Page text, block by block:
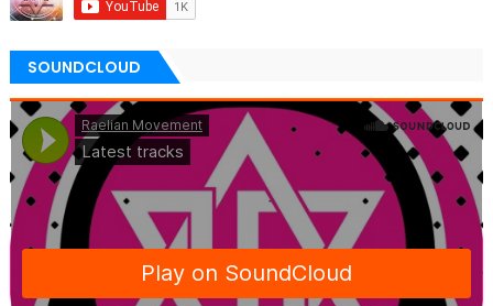
SOUNDCLOUD